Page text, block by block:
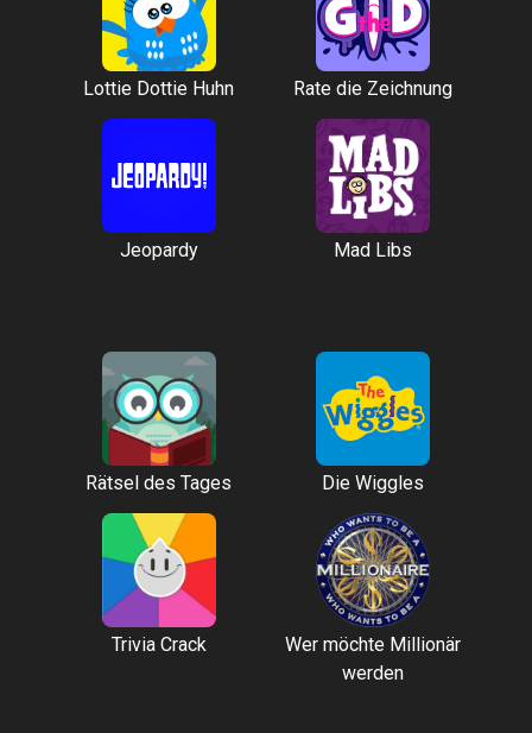
Lottie Dottie Huhn Rate die Zeichnung
Jeopardy Mad Libs
Rätsel des Tages Die Wiggles
Trivia Crack
Wer möchte Millionär
werden